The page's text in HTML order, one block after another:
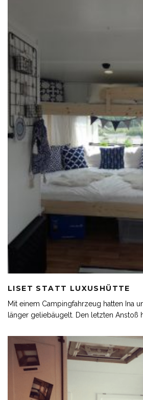
LISET STATT LUXUSHÜTTE
Mit einem Campingfahrzeug hatten Ina
länger geliebäugelt. Den letzten Anstoß